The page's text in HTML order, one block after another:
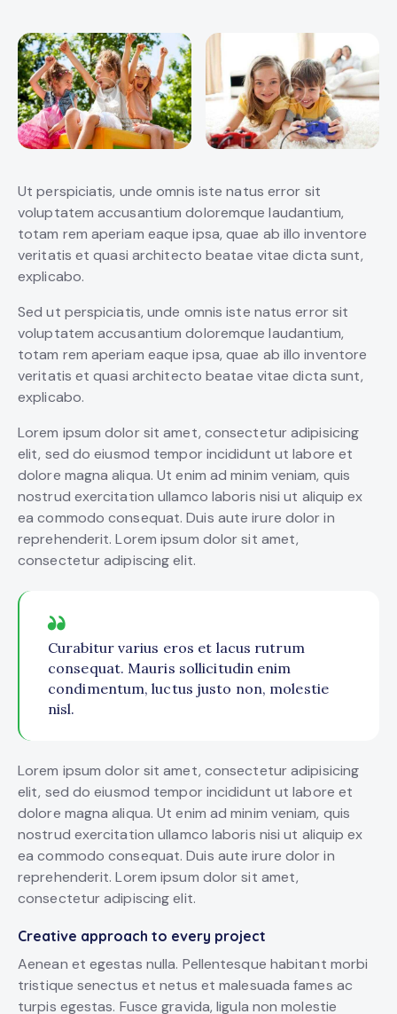
Ut perspiciatis, unde omnis iste natus error sit
voluptatem accusantium doloremque laudantium,
totam rem aperiam eaque ipsa, quae ab illo inventore
veritatis et quasi architecto beatae vitae dicta sunt,
explicabo.
Sed ut perspiciatis, unde omnis iste natus error sit
voluptatem accusantium doloremque laudantium,
totam rem aperiam eaque ipsa, quae ab illo inventore
veritatis et quasi architecto beatae vitae dicta sunt,
explicabo.
Lorem ipsum dolor sit amet, consectetur adipisicing
elit, sed do eiusmod tempor incididunt ut labore et
dolore magna aliqua. Ut enim ad minim veniam, quis
nostrud exercitation ullamco laboris nisi ut aliquip ex
ea commodo consequat. Duis aute irure dolor in
reprehenderit. Lorem ipsum dolor sit amet,
consectetur adipiscing elit.
Curabitur varius eros et lacus rutrum
consequat. Mauris sollicitudin enim
condimentum, luctus justo non, molestie
nisl.
Lorem ipsum dolor sit amet, consectetur adipisicing
elit, sed do eiusmod tempor incididunt ut labore et
dolore magna aliqua. Ut enim ad minim veniam, quis
nostrud exercitation ullamco laboris nisi ut aliquip ex
ea commodo consequat. Duis aute irure dolor in
reprehenderit. Lorem ipsum dolor sit amet,
consectetur adipiscing elit.
Creative approach to every project
Aenean et egestas nulla. Pellentesque habitant morbi
tristique senectus et netus et malesuada fames ac
turpis egestas. Fusce gravida, ligula non molestie